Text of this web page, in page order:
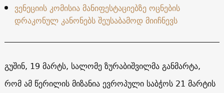
ვენეციის კომისია მანიფესტაციებზე ოცნების
დრაკონულ კანონებს შეუსაბამოდ მიიჩნევს
გუშინ, 19 მარტს, სალომე ზურაბიშვილმა განმარტა,
რომ ამ წერილის მიზანია ევროპული საბჭოს 21 მარტის